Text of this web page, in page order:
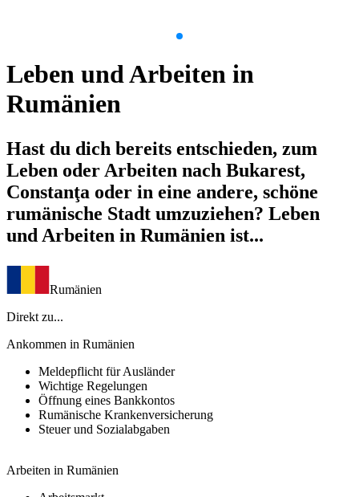
1
Leben und Arbeiten in
Rumänien
Hast du dich bereits entschieden, zum
Leben oder Arbeiten nach Bukarest,
Constanţa oder in eine andere, schöne
rumänische Stadt umzuziehen? Leben
und Arbeiten in Rumänien ist...
Rumänien
Direkt zu...
Ankommen in Rumänien
Meldepflicht für Ausländer
Wichtige Regelungen
Öffnung eines Bankkontos
Rumänische Krankenversicherung
Steuer und Sozialabgaben
Arbeiten in Rumänien